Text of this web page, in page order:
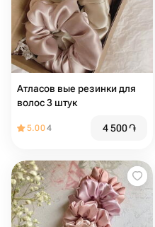
Атласов вые резинки для
волос 3 штук
5.004 4 500֏